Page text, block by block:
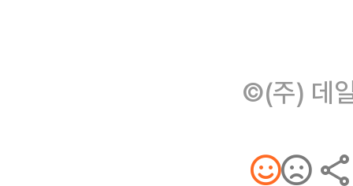
©(주) 데